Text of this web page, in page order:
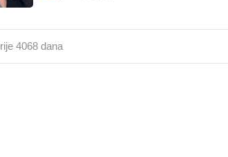
4068 dana